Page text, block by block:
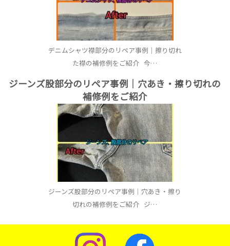
デニムシャツ襟部分のリペア事例｜擦り切れ
た襟の補修例をご紹介 今…
ジーンズ股部分のリペア事例｜穴あき・擦り切れの
補修例をご紹介
ジーンズ股部分のリペア事例｜穴あき・擦り
切れの補修例をご紹介 ジ…